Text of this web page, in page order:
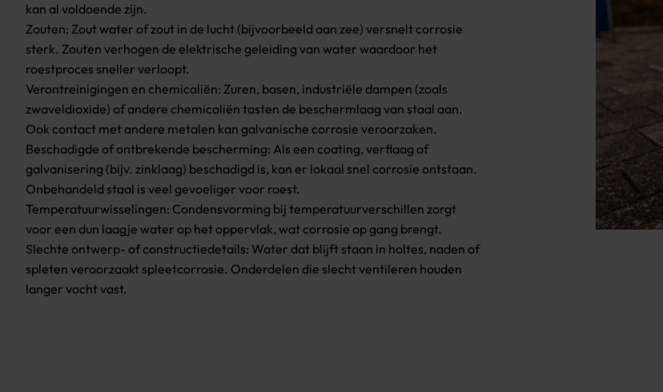
kan al voldoende zijn.
Zouten: Zout water of zout in de lucht (bijvoorbeeld aan zee) versnelt corrosie
sterk. Zouten verhogen de elektrische geleiding van water waardoor het
roestproces sneller verloopt.
Verontreinigingen en chemicaliën: Zuren, basen, industriële dampen (zoals
zwaveldioxide) of andere chemicaliën tasten de beschermlaag van staal aan.
Ook contact met andere metalen kan galvanische corrosie veroorzaken.
Beschadigde of ontbrekende bescherming: Als een coating, verflaag of
galvanisering (bijv. zinklaag) beschadigd is, kan er lokaal snel corrosie ontstaan.
Onbehandeld staal is veel gevoeliger voor roest.
Temperatuurwisselingen: Condensvorming bij temperatuurverschillen zorgt
voor een dun laagje water op het oppervlak, wat corrosie op gang brengt.
Slechte ontwerp- of constructiedetails: Water dat blijft staan in holtes, naden of
spleten veroorzaakt spleetcorrosie. Onderdelen die slecht ventileren houden
langer vocht vast.